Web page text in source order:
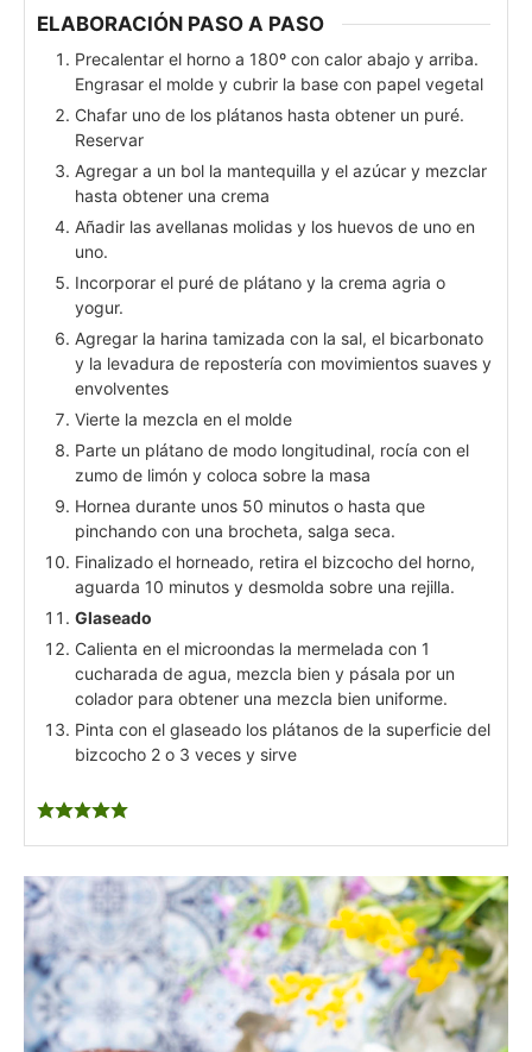
ELABORACIÓN PASO A PASO
Precalentar el horno a 180º con calor abajo y arriba.
Engrasar el molde y cubrir la base con papel vegetal
Chafar uno de los plátanos hasta obtener un puré.
Reservar
Agregar a un bol la mantequilla y el azúcar y mezclar
hasta obtener una crema
Añadir las avellanas molidas y los huevos de uno en
uno.
Incorporar el puré de plátano y la crema agria o
yogur.
Agregar la harina tamizada con la sal, el bicarbonato
y la levadura de repostería con movimientos suaves y
envolventes
Vierte la mezcla en el molde
Parte un plátano de modo longitudinal, rocía con el
zumo de limón y coloca sobre la masa
Hornea durante unos 50 minutos o hasta que
pinchando con una brocheta, salga seca.
Finalizado el horneado, retira el bizcocho del horno,
aguarda 10 minutos y desmolda sobre una rejilla.
Glaseado
Calienta en el microondas la mermelada con 1
cucharada de agua, mezcla bien y pásala por un
colador para obtener una mezcla bien uniforme.
Pinta con el glaseado los plátanos de la superficie del
bizcocho 2 o 3 veces y sirve